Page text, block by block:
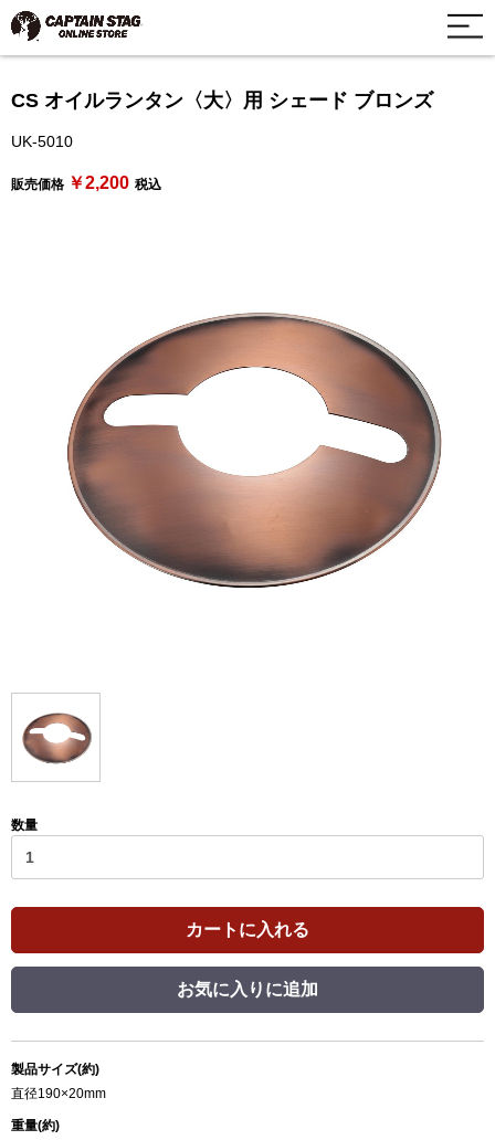
CS オイルランタン〈大〉用 シェード ブロンズ
UK-5010
販売価格 ￥2,200 税込
数量
カートに入れる
お気に入りに追加
製品サイズ(約)
直径190×20mm
重量(約)